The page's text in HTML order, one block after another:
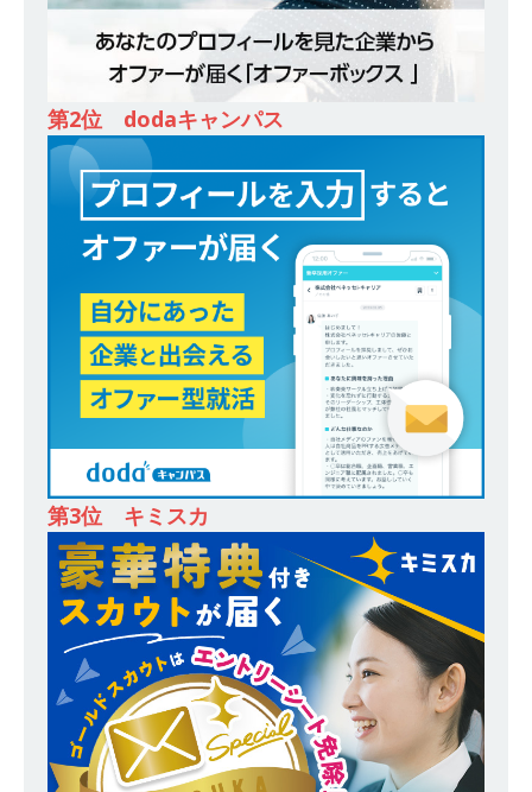
な私服出社OK ｜ 土日祝完全休み ｜ スタンダー
ド上場 明豊エンタープライズグループ ｜ 明豊プ
ロパティーズ
ー｜東京勤務・転勤なし ｜ 文理不問 】 7期連続
200％増収!! ｜ 様々な業界の知識・スキルを身に
付けることが可能 ｜ データ分析のエキスパート
としてクライアントの課題を解決 ｜ 土日祝完全
休み ｜ データアナリティクスラボ
極採用企業
【 28卒 ｜ 東京勤務・転勤な
し 】 食品・生鮮業界に特化した人材紹介サービ
スを提供するベンチャー企業 ｜ 設立から毎年黒
字経営。売上は常に右肩上がり ｜ 未経験から営
業として成長・収入アップが目指せる環境 ｜ オ
イシル
体育会積極採用企業
[ 2026年5月13日 ] 【 28卒 ｜ トップ企業内定の
登竜門!! 満足度98％のインターン 】 東京勤務・
転勤なし ｜ 文系IT未経験でもOK ｜ 新卒の3年以
第2位 dodaキャンパス
第3位 キミスカ